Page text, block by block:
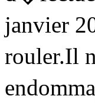
janvier
rouler.Il